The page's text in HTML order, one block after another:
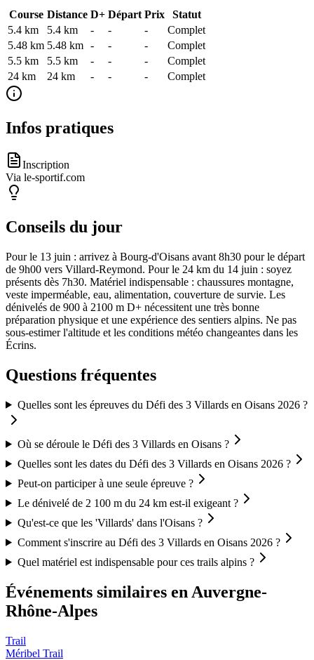
Course Distance D+ Départ Prix
Statut
5.4 km
5.4 km - - -
Complet
5.48 km 5.48 km - - -
Complet
5.5 km
5.5 km - - -
Complet
24 km
24 km - - - Complet
Infos pratiques
Inscription
Via le-sportif.com
Conseils du jour
Pour le 13 juin : arrivez à Bourg-d'Oisans avant 8h30 pour le départ
de 9h00 vers Villard-Reymond. Pour le 24 km du 14 juin : soyez
présents dès 7h30. Matériel indispensable : chaussures montagne,
veste imperméable, eau, alimentation, couverture de survie. Les
dénivelés de 900 à 2100 m D+ nécessitent une très bonne
préparation physique et une expérience des sentiers alpins. Ne pas
sous-estimer l'altitude et les conditions météo changeantes dans les
Écrins.
Questions fréquentes
Quelles sont les épreuves du Défi des 3 Villards en Oisans 2026 ?
Où se déroule le Défi des 3 Villards en Oisans ?
Quelles sont les dates du Défi des 3 Villards en Oisans 2026 ?
Peut-on participer à une seule épreuve ?
Le dénivelé de 2 100 m du 24 km est-il exigeant ?
Qu'est-ce que les 'Villards' dans l'Oisans ?
Comment s'inscrire au Défi des 3 Villards en Oisans 2026 ?
Quel matériel est indispensable pour ces trails alpins ?
Événements similaires en Auvergne-
Rhône-Alpes
Trail
Méribel Trail